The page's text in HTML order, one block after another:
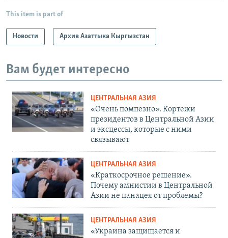
This item is part of
Новости Архив Азаттыка Кыргызстан
Вам будет интересно
ЦЕНТРАЛЬНАЯ АЗИЯ
«Очень помпезно». Кортежи
президентов в Центральной Азии
и эксцессы, которые с ними
связывают
ЦЕНТРАЛЬНАЯ АЗИЯ
«Краткосрочное решение».
Почему амнистии в Центральной
Азии не панацея от проблемы?
ЦЕНТРАЛЬНАЯ АЗИЯ
«Украина защищается и